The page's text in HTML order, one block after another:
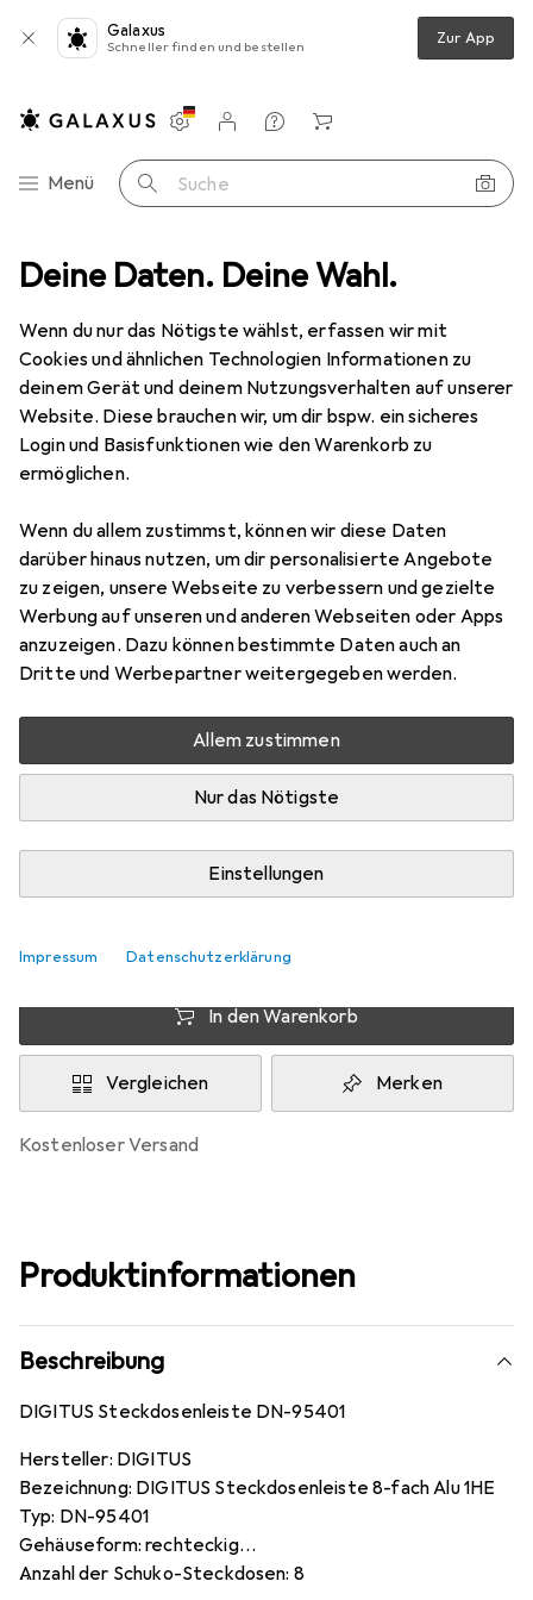
Deine Daten. Deine Wahl.
Wenn du nur das Nötigste wählst, erfassen wir mit
Cookies und ähnlichen Technologien Informationen zu
deinem Gerät und deinem Nutzungsverhalten auf unserer
Website. Diese brauchen wir, um dir bspw. ein sicheres
Login und Basisfunktionen wie den Warenkorb zu
ermöglichen.
Wenn du allem zustimmst, können wir diese Daten
darüber hinaus nutzen, um dir personalisierte Angebote
zu zeigen, unsere Webseite zu verbessern und gezielte
Werbung auf unseren und anderen Webseiten oder Apps
anzuzeigen. Dazu können bestimmte Daten auch an
Dritte und Werbepartner weitergegeben werden.
Allem zustimmen
Nur das Nötigste
Einstellungen
Impressum Datenschutzerklärung
Galaxus
Schneller finden und bestellen Zur App
Navigation nach Kategorien
Menü Suche
Einstellungen
Kundenkonto
Vergleichslisten
Merklisten
Warenkorb
Stromverteilung Steckdosenleiste Digitus Steckdosenleiste
10 Bilder
DigitusSteckdosenleiste
Preis in EUR inkl. MwSt.
EUR
34,61
EUR
2,60
sparen
Angebot für
EUR
32,01
Mehr von Digitus
Zwischen Fr, 7.8. und Mo, 10.8. geliefert
Lieferort angeben für genaue Lieferzeit
Future-X DE
In den Warenkorb
Vergleichen Merken
kostenloser Versand
Produktinformationen
Beschreibung
DIGITUS Steckdosenleiste DN-95401
Hersteller: DIGITUS
Bezeichnung: DIGITUS Steckdosenleiste 8-fach Alu 1HE
Typ: DN-95401
Gehäuseform: rechteckig
Anzahl der Schuko-Steckdosen: 8